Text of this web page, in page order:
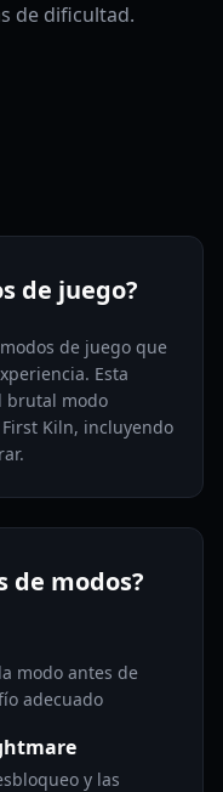
de dificultad.
de juego?
de juego que
Esta
brutal modo
Kiln, incluyendo
de modos?
modo antes de
adecuado
y las